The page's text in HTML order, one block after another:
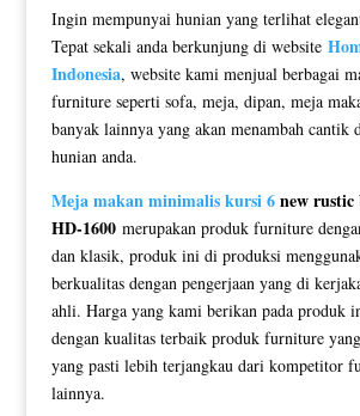
Ingin mempunyai hunian yang terlihat
Tepat sekali anda berkunjung di website
Indonesia, website kami menjual berbagai
furniture seperti sofa, meja, dipan, meja
banyak lainnya yang akan menambah cantik
hunian anda.
Meja makan minimalis kursi 6new rustic
HD-1600merupakan produk furniture
dan klasik, produk ini di produksi
berkualitas dengan pengerjaan yang di
ahli. Harga yang kami berikan pada produk
dengan kualitas terbaik produk furniture
yang pasti lebih terjangkau dari kompetitor
lainnya.